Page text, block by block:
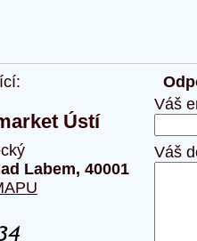
Ústí
Labem, 40001
Váš
Váš